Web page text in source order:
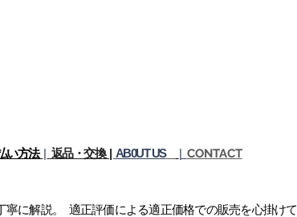
に解説。 適正評価による適正価格での販売を心掛けて
い方法 | 返品・交換 | AB0UT US | CONTACT